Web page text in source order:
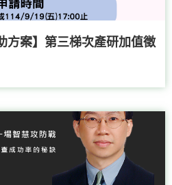
方案】第三梯次產研加值徵